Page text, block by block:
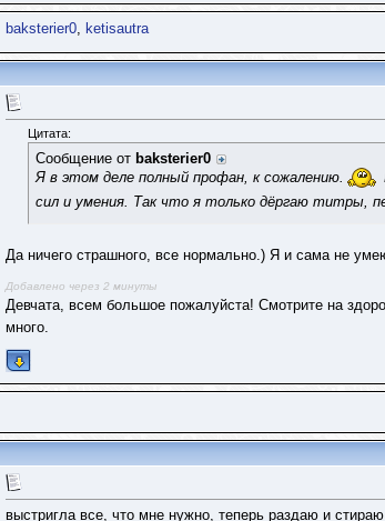
baksterier0, ketisautra
Цитата:
Сообщение от baksterier0
Я в этом деле полный профан, к сожалению.
сил и умения. Так что я только дёргаю титры,
Да ничего страшного, все нормально.) Я и сама не
Добавлено через 2 минуты
Девчата, всем большое пожалуйста! Смотрите на
много.
выстригла все, что мне нужно, теперь раздаю и стираю